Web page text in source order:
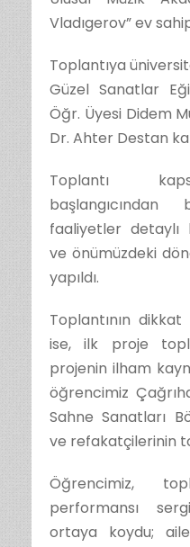
Vladıgerov” ev
Toplantıya
Güzel Sanatlar
Öğr. Üyesi Didem
Dr. Ahter Destan
Toplantı
faaliyetler detaylı
ve önümüzdeki
yapıldı.
Toplantının
ise, ilk proje
projenin ilham
öğrencimiz
Sahne Sanatları
ve refakatçilerinin
Öğrencimiz,
performansı
ortaya koydu;